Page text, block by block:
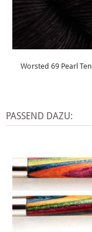
Worsted 69 Pearl Ten
PASSEND DAZU: